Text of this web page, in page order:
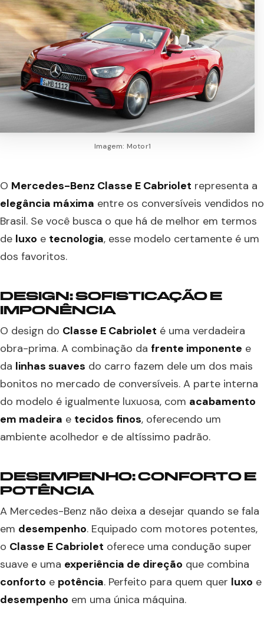
Imagem: Motor1
O Mercedes-Benz Classe E Cabriolet representa a
elegância máxima entre os conversíveis vendidos no
Brasil. Se você busca o que há de melhor em termos
de luxo e tecnologia, esse modelo certamente é um
dos favoritos.
DESIGN: SOFISTICAÇÃO E
IMPONÊNCIA
O design do Classe E Cabriolet é uma verdadeira
obra-prima. A combinação da frente imponente e
da linhas suaves do carro fazem dele um dos mais
bonitos no mercado de conversíveis. A parte interna
do modelo é igualmente luxuosa, com acabamento
em madeira e tecidos finos, oferecendo um
ambiente acolhedor e de altíssimo padrão.
DESEMPENHO: CONFORTO E
POTÊNCIA
A Mercedes-Benz não deixa a desejar quando se fala
em desempenho. Equipado com motores potentes,
o Classe E Cabriolet oferece uma condução super
suave e uma experiência de direção que combina
conforto e potência. Perfeito para quem quer luxo e
desempenho em uma única máquina.